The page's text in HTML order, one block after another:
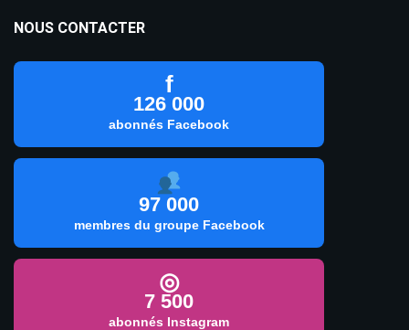
NOUS CONTACTER
f
126 000
abonnés Facebook
97 000
membres du groupe Facebook
◎
7 500
abonnés Instagram